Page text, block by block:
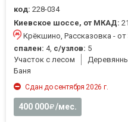
код: 228-034
Киевское шоссе, от МКАД:
Крёкшино, Рассказовка - от
спален: 4, с/узлов: 5
Участок с лесом
Баня
Сдан до сентября 2026 г.
400 000 /мес.